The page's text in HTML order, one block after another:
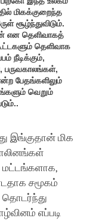
மிகக்குறைந்த
சூழ்ந்துவிடும்.
என தெளிவாகத்
தெளிவாக
நீடிக்கும்,
பருவகாலங்கள்,
பேதங்களிலும்
வெறும்
இங்குதான் மிக
மட்டங்களாக,
சமூகம்
தொடர்ந்து
எப்படி